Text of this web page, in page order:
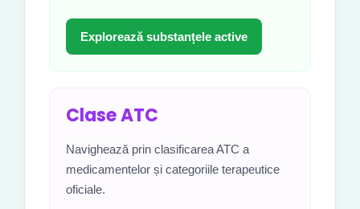
Explorează substanțele active
Clase ATC
Navighează prin clasificarea ATC a
medicamentelor și categoriile terapeutice
oficiale.